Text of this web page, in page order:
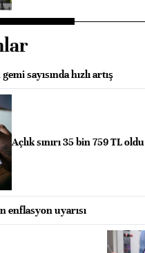
sayısında hızlı artış
Açlık sınırı 35 bin 759 TL oldu
enflasyon uyarısı